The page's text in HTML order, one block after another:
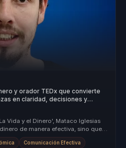
y orador TEDx que convierte
en claridad, decisiones y
Vida y el Dinero', Mataco Iglesias
de manera efectiva, sino que
Comunicación Efectiva